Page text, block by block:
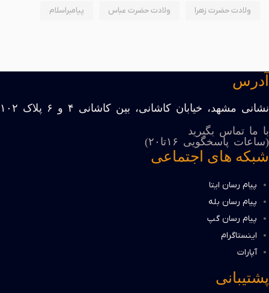
ولادت حضرت زهرا ولادت حضرت عباس پیامبراسلام
آدرس
نشانی مشهد، خیابان کاشانی، بین کاشانی ۴ و ۶ پلاک ۱۰۲
با ما تماس بگیرید
(ساعات پاسخگویی ۱۶تا۲۰)
شبکه های اجتماعی
پیام رسان ایتا
پیام رسان بله
پیام رسان گپ
اینستاگرام
آپارات
پشتیبانی